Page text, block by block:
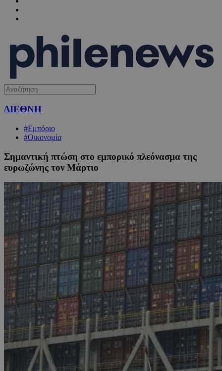
ΔΙΕΘΝΗ
#Εμπόριο
#Οικονομία
Σημαντική πτώση στο εμπορικό πλεόνασμα της
ευρωζώνης τον Μάρτιο